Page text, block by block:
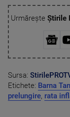
Urmărește Știrile
Sursa:
Etichete: Barna
prelungire, rata